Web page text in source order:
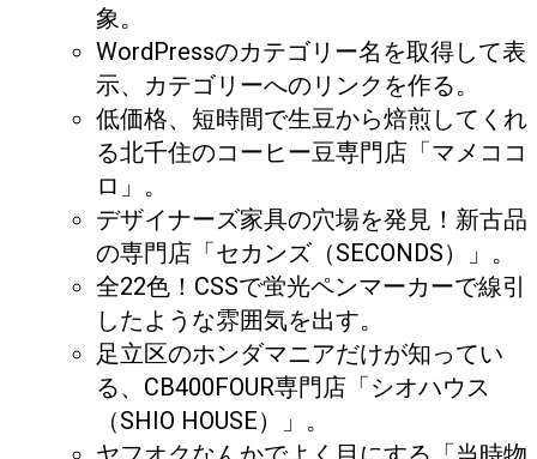
象。
WordPressのカテゴリー名を取得して表
示、カテゴリーへのリンクを作る。
低価格、短時間で生豆から焙煎してくれ
る北千住のコーヒー豆専門店「マメココ
ロ」。
デザイナーズ家具の穴場を発見！新古品
の専門店「セカンズ（SECONDS）」。
全22色！CSSで蛍光ペンマーカーで線引
したような雰囲気を出す。
足立区のホンダマニアだけが知ってい
る、CB400FOUR専門店「シオハウス
（SHIO HOUSE）」。